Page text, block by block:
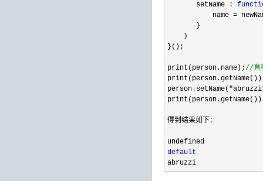
       setName :
           name
=
       }
    }
}();
print(person.name);//
person.setName(
得到结果如下：
default
abruzzi